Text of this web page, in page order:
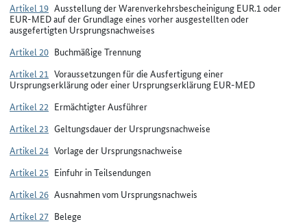
Artikel 19 Ausstellung der Warenverkehrsbescheinigung EUR.1 oder
EUR-MED auf der Grundlage eines vorher ausgestellten oder
ausgefertigten Ursprungsnachweises
Artikel 20 Buchmäßige Trennung
Artikel 21 Voraussetzungen für die Ausfertigung einer
Ursprungserklärung oder einer Ursprungserklärung EUR-MED
Artikel 22 Ermächtigter Ausführer
Artikel 23 Geltungsdauer der Ursprungsnachweise
Artikel 24 Vorlage der Ursprungsnachweise
Artikel 25 Einfuhr in Teilsendungen
Artikel 26 Ausnahmen vom Ursprungsnachweis
Artikel 27 Belege